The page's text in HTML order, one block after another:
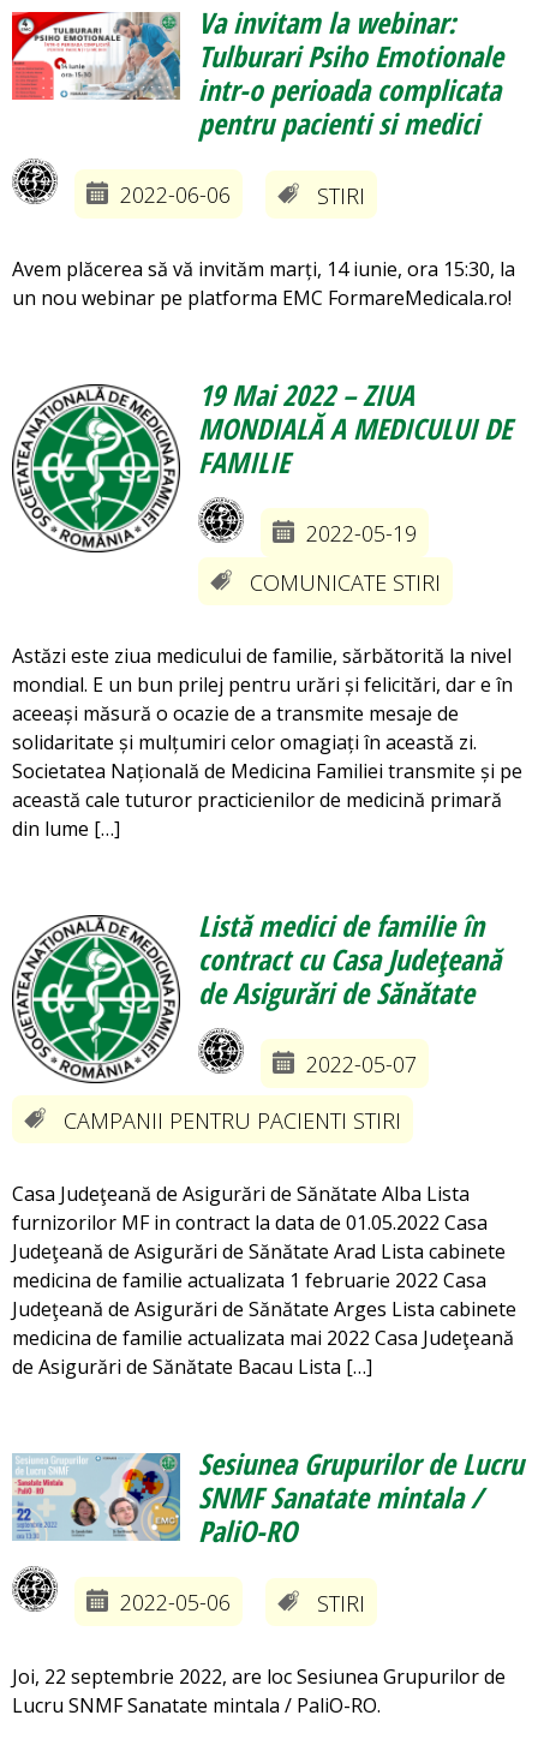
Va invitam la webinar:
Tulburari Psiho Emotionale
intr-o perioada complicata
pentru pacienti si medici
2022-06-06 STIRI
Avem plăcerea să vă invităm marți, 14 iunie, ora 15:30, la
un nou webinar pe platforma EMC FormareMedicala.ro!
19 Mai 2022 – ZIUA
MONDIALĂ A MEDICULUI DE
FAMILIE
2022-05-19
COMUNICATE STIRI
Astăzi este ziua medicului de familie, sărbătorită la nivel
mondial. E un bun prilej pentru urări și felicitări, dar e în
aceeași măsură o ocazie de a transmite mesaje de
solidaritate și mulțumiri celor omagiați în această zi.
Societatea Națională de Medicina Familiei transmite și pe
această cale tuturor practicienilor de medicină primară
din lume […]
Listă medici de familie în
contract cu Casa Judeţeană
de Asigurări de Sănătate
2022-05-07
CAMPANII PENTRU PACIENTI STIRI
Casa Judeţeană de Asigurări de Sănătate Alba Lista
furnizorilor MF in contract la data de 01.05.2022 Casa
Judeţeană de Asigurări de Sănătate Arad Lista cabinete
medicina de familie actualizata 1 februarie 2022 Casa
Judeţeană de Asigurări de Sănătate Arges Lista cabinete
medicina de familie actualizata mai 2022 Casa Judeţeană
de Asigurări de Sănătate Bacau Lista […]
Sesiunea Grupurilor de Lucru
SNMF Sanatate mintala /
PaliO-RO
2022-05-06 STIRI
Joi, 22 septembrie 2022, are loc Sesiunea Grupurilor de
Lucru SNMF Sanatate mintala / PaliO-RO.